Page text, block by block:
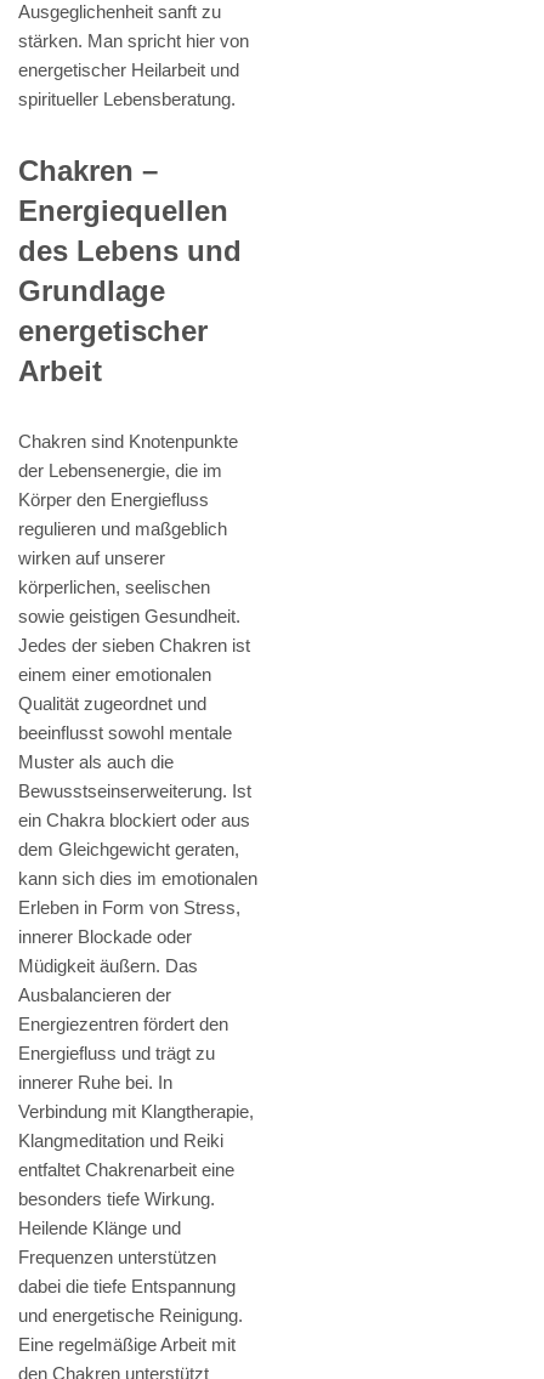
Ausgeglichenheit sanft zu
stärken. Man spricht hier von
energetischer Heilarbeit und
spiritueller Lebensberatung.
Chakren –
Energiequellen
des Lebens und
Grundlage
energetischer
Arbeit
Chakren sind Knotenpunkte
der Lebensenergie, die im
Körper den Energiefluss
regulieren und maßgeblich
wirken auf unserer
körperlichen, seelischen
sowie geistigen Gesundheit.
Jedes der sieben Chakren ist
einem einer emotionalen
Qualität zugeordnet und
beeinflusst sowohl mentale
Muster als auch die
Bewusstseinserweiterung. Ist
ein Chakra blockiert oder aus
dem Gleichgewicht geraten,
kann sich dies im emotionalen
Erleben in Form von Stress,
innerer Blockade oder
Müdigkeit äußern. Das
Ausbalancieren der
Energiezentren fördert den
Energiefluss und trägt zu
innerer Ruhe bei. In
Verbindung mit Klangtherapie,
Klangmeditation und Reiki
entfaltet Chakrenarbeit eine
besonders tiefe Wirkung.
Heilende Klänge und
Frequenzen unterstützen
dabei die tiefe Entspannung
und energetische Reinigung.
Eine regelmäßige Arbeit mit
den Chakren unterstützt